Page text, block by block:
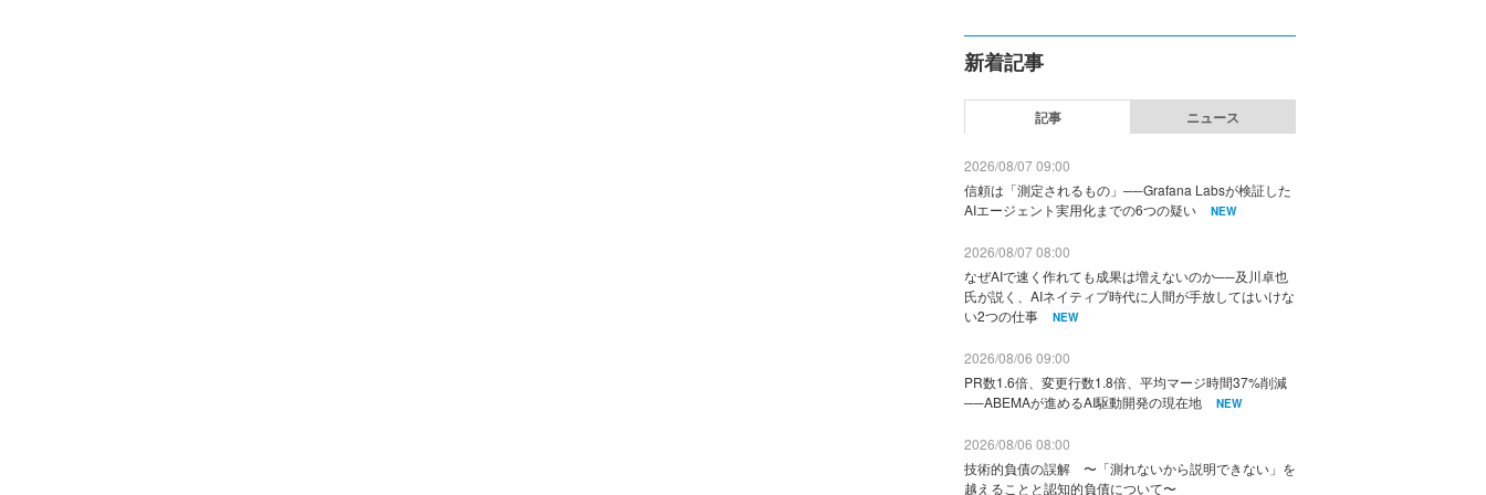
新着記事
記事 ニュース
2026/08/07 09:00
信頼は「測定されるもの」──Grafana Labsが検証した
AIエージェント実用化までの6つの疑い
NEW
2026/08/07 08:00
なぜAIで速く作れても成果は増えないのか──及川卓也
氏が説く、AIネイティブ時代に人間が手放してはいけな
い2つの仕事
NEW
2026/08/06 09:00
PR数1.6倍、変更行数1.8倍、平均マージ時間37%削減
──ABEMAが進めるAI駆動開発の現在地
NEW
2026/08/06 08:00
技術的負債の誤解 〜「測れないから説明できない」を
越えることと認知的負債について〜